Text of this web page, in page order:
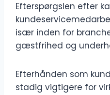
Efterspørgslen efter
især inden for
gæstfrihed og
Efterhånden som
stadig vigtigere for